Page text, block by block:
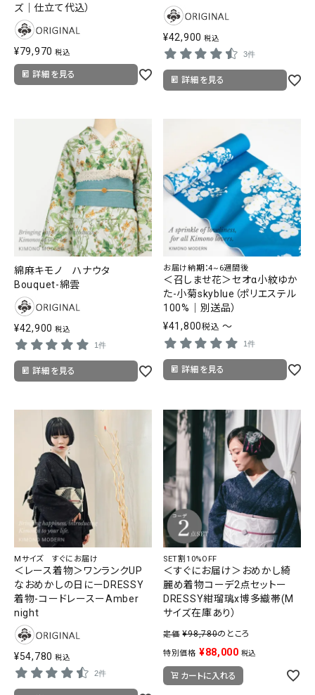
ズ｜仕立て代込）
¥79,970 税込
詳細を見る
¥42,900 税込
3件
詳細を見る
綿麻キモノ ハナウタ
Bouquet-綿雲
¥42,900 税込
1件
詳細を見る
お届け納期：4~6週間後
＜召しませ花＞セオα小紋ゆか
た-小菊skyblue（ポリエステル
100%｜別送品）
¥41,800税込 〜
1件
詳細を見る
Mサイズ すぐにお届け
＜レース着物＞ワンランクUP
なおめかしの日にーDRESSY
着物-コードレースーAmber
night
¥54,780 税込
2件
SET割10%OFF
＜すぐにお届け＞おめかし綺
麗め着物コーデ2点セットー
DRESSY紺瑠璃x博多織帯(M
サイズ在庫あり）
定価 ¥98,780のところ
特別価格 ¥88,000 税込
カートに入れる